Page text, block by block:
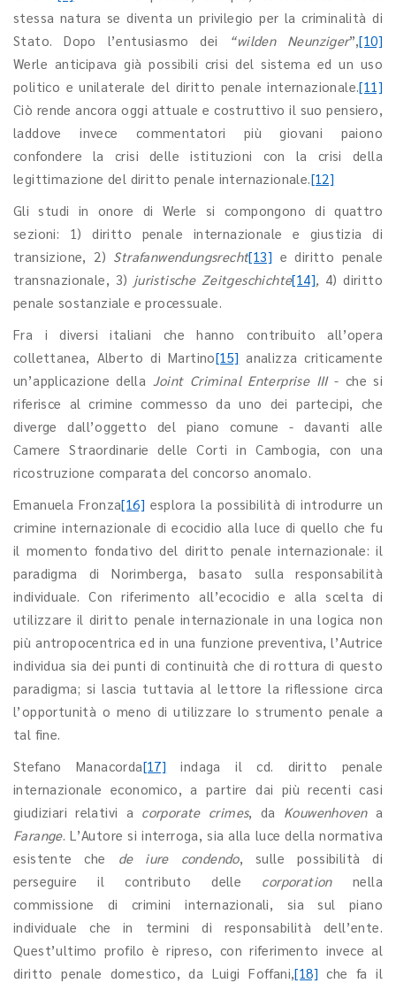
stessa natura se diventa un privilegio per la criminalità di
Stato. Dopo l’entusiasmo dei
“wilden Neunziger”,[10]
Werle anticipava già possibili crisi del sistema ed un uso
politico e unilaterale del diritto penale internazionale.[11]
Ciò rende ancora oggi attuale e costruttivo il suo pensiero,
laddove invece commentatori più giovani paiono
confondere la crisi delle istituzioni con la crisi della
legittimazione del diritto penale internazionale.[12]
Gli studi in onore di Werle si compongono di quattro
sezioni: 1) diritto penale internazionale e giustizia di
transizione, 2) Strafanwendungsrecht[13] e diritto penale
transnazionale, 3) juristische Zeitgeschichte[14], 4) diritto
penale sostanziale e processuale.
Fra i diversi italiani che hanno contribuito all’opera
collettanea, Alberto di Martino[15] analizza criticamente
un’applicazione della Joint Criminal Enterprise III- che si
riferisce al crimine commesso da uno dei partecipi, che
diverge dall’oggetto del piano comune - davanti alle
Camere Straordinarie delle Corti in Cambogia, con una
ricostruzione comparata del concorso anomalo.
Emanuela Fronza[16] esplora la possibilità di introdurre un
crimine internazionale di ecocidio alla luce di quello che fu
il momento fondativo del diritto penale internazionale: il
paradigma di Norimberga, basato sulla responsabilità
individuale. Con riferimento all’ecocidio e alla scelta di
utilizzare il diritto penale internazionale in una logica non
più antropocentrica ed in una funzione preventiva, l’Autrice
individua sia dei punti di continuità che di rottura di questo
paradigma; si lascia tuttavia al lettore la riflessione circa
l’opportunità o meno di utilizzare lo strumento penale a
tal fine.
Stefano Manacorda[17] indaga il cd. diritto penale
internazionale economico, a partire dai più recenti casi
giudiziari relativi a corporate crimes, da Kouwenhoven a
Farange. L’Autore si interroga, sia alla luce della normativa
esistente che de iure condendo, sulle possibilità di
perseguire il contributo delle corporationnella
commissione di crimini internazionali, sia sul piano
individuale che in termini di responsabilità dell’ente.
Quest’ultimo profilo è ripreso, con riferimento invece al
diritto penale domestico, da Luigi Foffani,[18] che fa il